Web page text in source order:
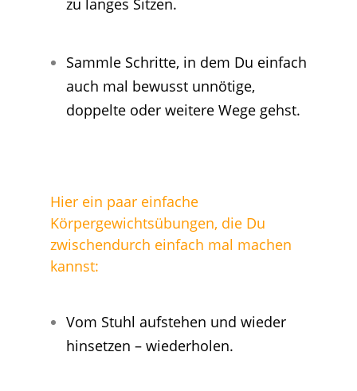
zu langes Sitzen.
Sammle Schritte, in dem Du einfach
auch mal bewusst unnötige,
doppelte oder weitere Wege gehst.
Hier ein paar einfache
Körpergewichtsübungen, die Du
zwischendurch einfach mal machen
kannst:
Vom Stuhl aufstehen und wieder
hinsetzen – wiederholen.